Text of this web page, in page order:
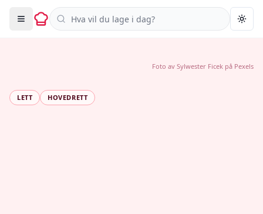
Søk i oppskrifter
LETT HOVEDRETT
Foto av Sylwester Ficek på Pexels